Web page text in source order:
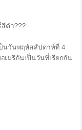
สีดำ???
นวันพฤหัสสัปดาห์ที่ 4
เมริกันเป็นวันที่เรียกกัน